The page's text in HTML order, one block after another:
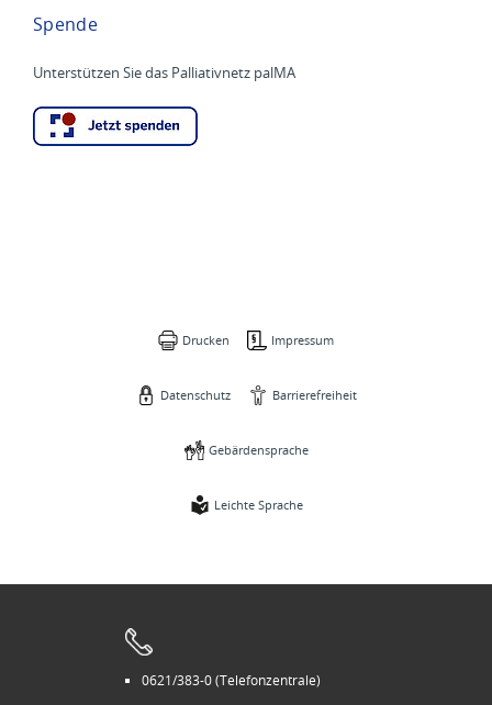
Spende
Unterstützen Sie das Palliativnetz palMA
Drucken Impressum
Datenschutz Barrierefreiheit
Gebärdensprache
Leichte Sprache
0621/383-0 (Telefonzentrale)